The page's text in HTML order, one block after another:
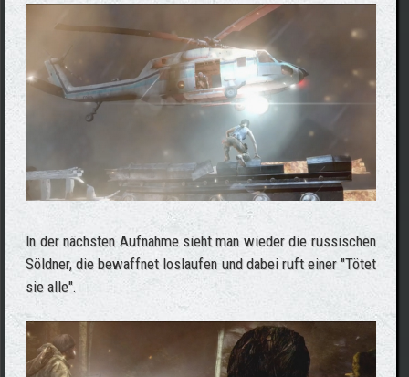
In der nächsten Aufnahme sieht man wieder die russischen
Söldner, die bewaffnet loslaufen und dabei ruft einer "Tötet
sie alle".